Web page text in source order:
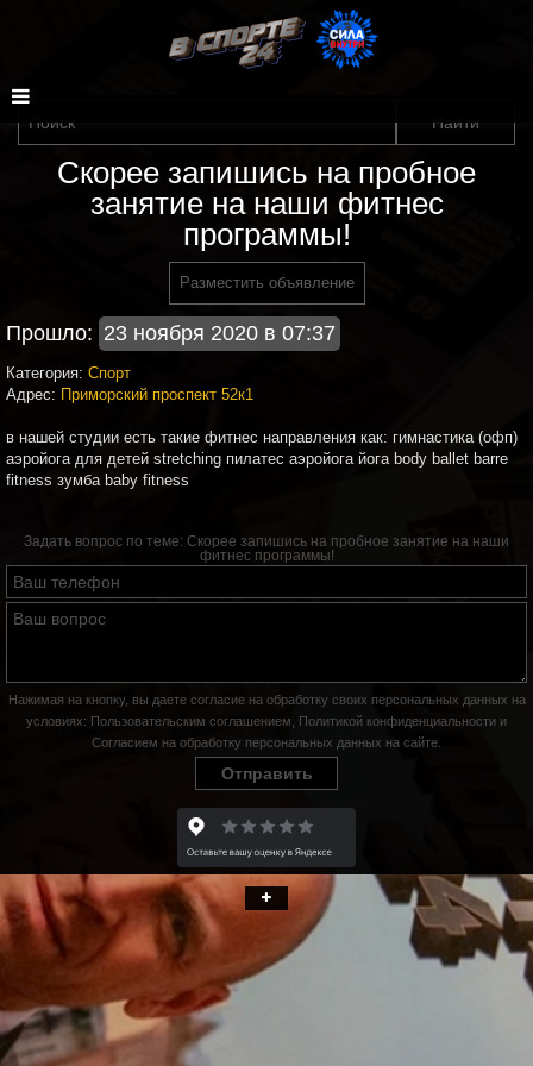
Скорее запишись на пробное
занятие на наши фитнес
программы!
Разместить объявление
Прошло: 23 ноября 2020 в 07:37
Категория: Спорт
Адрес: Приморский проспект 52к1
в нашей студии есть такие фитнес направления как: гимнастика (офп)
аэройога для детей stretching пилатес аэройога йога body ballet barre
fitness зумба baby fitness
Задать вопрос по теме: Скорее запишись на пробное занятие на наши
фитнес программы!
Нажимая на кнопку, вы даете согласие на обработку своих персональных данных на
условиях: Пользовательским соглашением Политикой конфиденциальности и
Согласием на обработку персональных данных на сайте
Отправить